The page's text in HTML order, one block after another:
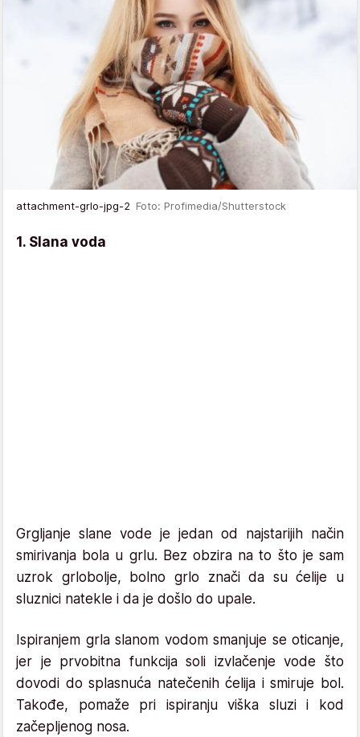
attachment-grlo-jpg-2 Foto: Profimedia/Shutterstock
1. Slana voda
Grgljanje slane vode je jedan od najstarijih način
smirivanja bola u grlu. Bez obzira na to što je sam
uzrok grlobolje, bolno grlo znači da su ćelije u
sluznici natekle i da je došlo do upale.
Ispiranjem grla slanom vodom smanjuje se oticanje,
jer je prvobitna funkcija soli izvlačenje vode što
dovodi do splasnuća natečenih ćelija i smiruje bol.
Takođe, pomaže pri ispiranju viška sluzi i kod
začepljenog nosa.